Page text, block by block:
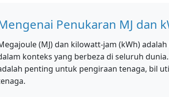
Penukaran MJ dan
(MJ) dan kilowatt-jam (kWh)
konteks yang berbeza di seluruh
penting untuk pengiraan tenaga, bil